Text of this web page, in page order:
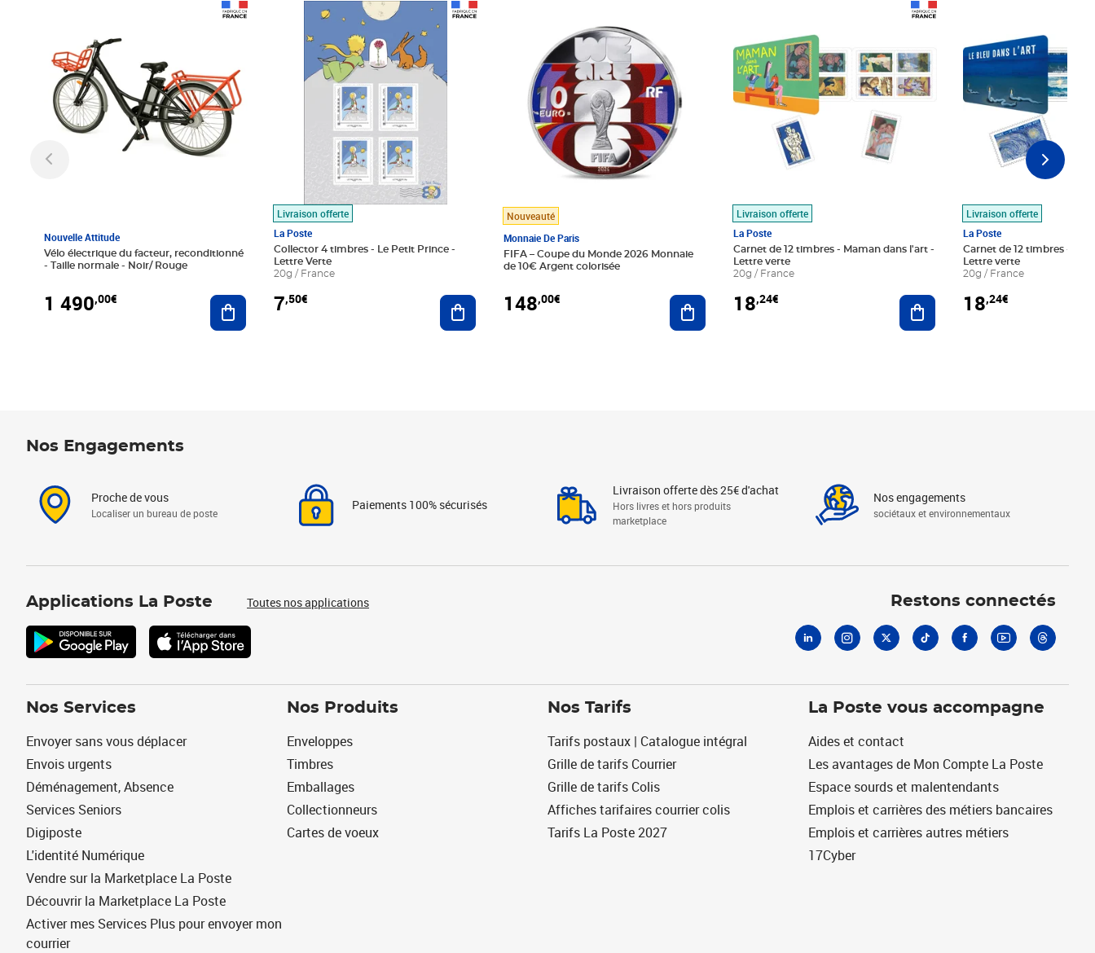
Nouvelle Attitude
Vélo électrique du facteur, reconditionné
- Taille normale - Noir/ Rouge
1 490,00€ Ajouter au panier
Livraison offerte
La Poste
Collector 4 timbres - Le Petit Prince -
Lettre Verte
20g / France
7,50€
Prix 7,50€
Ajouter au panier
Nouveauté
Monnaie De Paris
FIFA – Coupe du Monde 2026 Monnaie
de 10€ Argent colorisée
148,00€ Ajouter au panier
Livraison offerte
La Poste
Carnet de 12 timbres - Maman dans l'art -
Lettre verte
20g / France
18,24€ Ajouter au panier
Livraison offerte
La Poste
Carnet de 12 timbres - Le
Lettre verte
20g / France
18,24€
Nos Engagements
Proche de vous
Localiser un bureau de poste
Paiements 100% sécurisés
Livraison offerte dès 25€ d'achat
Hors livres et hors produits
marketplace
Nos engagements
sociétaux et environnementaux
Applications La Poste Toutes nos applications Restons connectés
Nos Services
Envoyer sans vous déplacer
Envois urgents
Déménagement, Absence
Services Seniors
Digiposte
L'identité Numérique
Vendre sur la Marketplace La Poste
Découvrir la Marketplace La Poste
Activer mes Services Plus pour envoyer mon
courrier
Nos Produits
Enveloppes
Timbres
Emballages
Collectionneurs
Cartes de voeux
Nos Tarifs
Tarifs postaux | Catalogue intégral
Grille de tarifs Courrier
Grille de tarifs Colis
Affiches tarifaires courrier colis
Tarifs La Poste 2027
La Poste vous accompagne
Aides et contact
Les avantages de Mon Compte La Poste
Espace sourds et malentendants
Emplois et carrières des métiers bancaires
Emplois et carrières autres métiers
17Cyber